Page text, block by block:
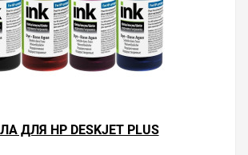
ДЛЯ HP DESKJET PLUS